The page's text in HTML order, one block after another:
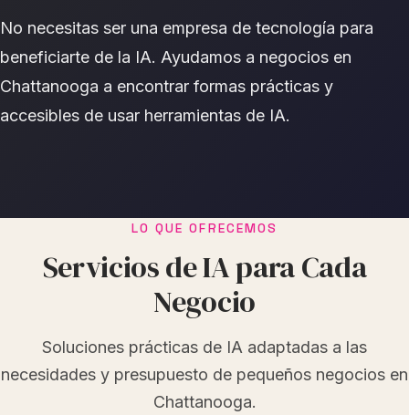
No necesitas ser una empresa de tecnología para
beneficiarte de la IA. Ayudamos a negocios en
Chattanooga a encontrar formas prácticas y
accesibles de usar herramientas de IA.
LO QUE OFRECEMOS
Servicios de IA para Cada
Negocio
Soluciones prácticas de IA adaptadas a las
necesidades y presupuesto de pequeños negocios en
Chattanooga.